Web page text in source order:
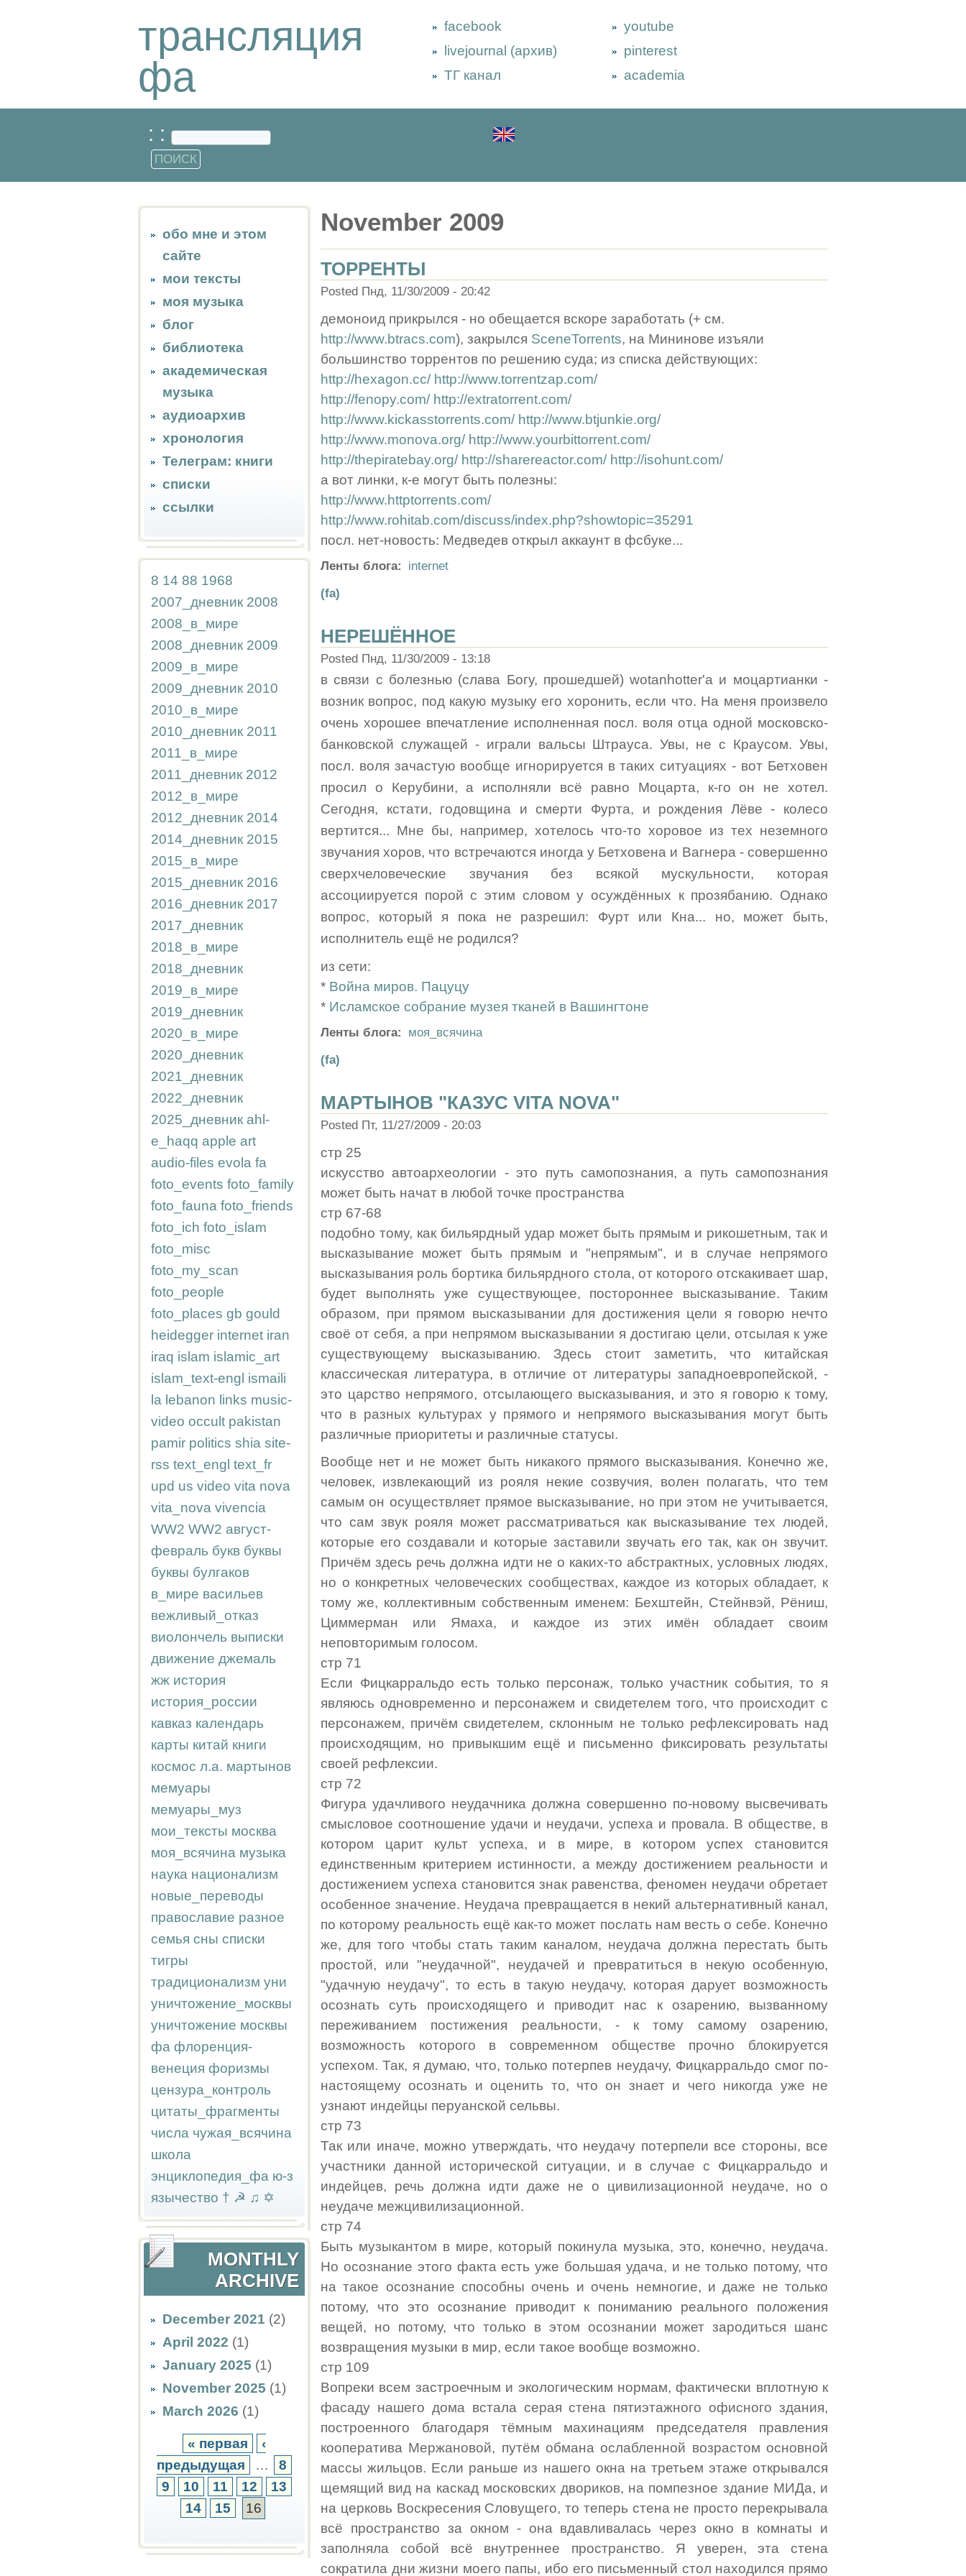
трансляция
фа
facebook
livejournal (архив)
ТГ канал
youtube
pinterest
academia
: :
обо мне и этом
сайте
мои тексты
моя музыка
блог
библиотека
академическая
музыка
аудиоархив
хронология
Телеграм: книги
списки
ссылки
8 14 88 1968
2007_дневник 2008
2008_в_мире
2008_дневник 2009
2009_в_мире
2009_дневник 2010
2010_в_мире
2010_дневник 2011
2011_в_мире
2011_дневник 2012
2012_в_мире
2012_дневник 2014
2014_дневник 2015
2015_в_мире
2015_дневник 2016
2016_дневник 2017
2017_дневник
2018_в_мире
2018_дневник
2019_в_мире
2019_дневник
2020_в_мире
2020_дневник
2021_дневник
2022_дневник
2025_дневник ahl-
e_haqq apple art
audio-files evola fa
foto_events foto_family
foto_fauna foto_friends
foto_ich foto_islam
foto_misc
foto_my_scan
foto_people
foto_places gb gould
heidegger internet iran
iraq islam islamic_art
islam_text-engl ismaili
la lebanon links music-
video occult pakistan
pamir politics shia site-
rss text_engl text_fr
upd us video vita nova
vita_nova vivencia
WW2 WW2 август-
февраль букв буквы
буквы булгаков
в_мире васильев
вежливый_отказ
виолончель выписки
движение джемаль
жж история
история_россии
кавказ календарь
карты китай книги
космос л.а. мартынов
мемуары
мемуары_муз
мои_тексты москва
моя_всячина музыка
наука национализм
новые_переводы
православие разное
семья сны списки
тигры
традиционализм уни
уничтожение_москвы
уничтожение москвы
фа флоренция-
венеция форизмы
цензура_контроль
цитаты_фрагменты
числа чужая_всячина
школа
энциклопедия_фа ю-з
язычество † ☭ ♫ ✡
MONTHLY
ARCHIVE
December 2021 (2)
April 2022 (1)
January 2025 (1)
November 2025 (1)
March 2026 (1)
« первая
‹
предыдущая
…
8
9
10 11 12
13
14
15 16
November 2009
ТОРРЕНТЫ
Posted Пнд, 11/30/2009 - 20:42
демоноид прикрылся - но обещается вскоре заработать (+ см.
http://www.btracs.com), закрылся SceneTorrents, на Мининове изъяли
большинство торрентов по решению суда; из списка действующих:
http://hexagon.cc/ http://www.torrentzap.com/
http://fenopy.com/ http://extratorrent.com/
http://www.kickasstorrents.com/ http://www.btjunkie.org/
http://www.monova.org/ http://www.yourbittorrent.com/
http://thepiratebay.org/ http://sharereactor.com/ http://isohunt.com/
а вот линки, к-е могут быть полезны:
http://www.httptorrents.com/
http://www.rohitab.com/discuss/index.php?showtopic=35291
посл. нет-новость: Медведев открыл аккаунт в фсбуке...
Ленты блога: internet
(fa)
НЕРЕШЁННОЕ
Posted Пнд, 11/30/2009 - 13:18
в связи с болезнью (слава Богу, прошедшей) wotanhotter'а и моцартианки -
возник вопрос, под какую музыку его хоронить, если что. На меня произвело
очень хорошее впечатление исполненная посл. воля отца одной московско-
банковской служащей - играли вальсы Штрауса. Увы, не с Краусом. Увы,
посл. воля зачастую вообще игнорируется в таких ситуациях - вот Бетховен
просил о Керубини, а исполняли всё равно Моцарта, к-го он не хотел.
Сегодня, кстати, годовщина и смерти Фурта, и рождения Лёве - колесо
вертится... Мне бы, например, хотелось что-то хоровое из тех неземного
звучания хоров, что встречаются иногда у Бетховена и Вагнера - совершенно
сверхчеловеческие звучания без всякой мускульности, которая
ассоциируется порой с этим словом у осуждённых к прозябанию. Однако
вопрос, который я пока не разрешил: Фурт или Кна... но, может быть,
исполнитель ещё не родился?
из сети:
* Война миров. Пацуцу
* Исламское собрание музея тканей в Вашингтоне
Ленты блога: моя_всячина
(fa)
МАРТЫНОВ "КАЗУС VITA NOVA"
Posted Пт, 11/27/2009 - 20:03
стр 25
искусство автоархеологии - это путь самопознания, а путь самопознания
может быть начат в любой точке пространства
стр 67-68
подобно тому, как бильярдный удар может быть прямым и рикошетным, так и
высказывание может быть прямым и "непрямым", и в случае непрямого
высказывания роль бортика бильярдного стола, от которого отскакивает шар,
будет выполнять уже существующее, постороннее высказывание. Таким
образом, при прямом высказывании для достижения цели я говорю нечто
своё от себя, а при непрямом высказывании я достигаю цели, отсылая к уже
существующему высказыванию. Здесь стоит заметить, что китайская
классическая литература, в отличие от литературы западноевропейской, -
это царство непрямого, отсылающего высказывания, и это я говорю к тому,
что в разных культурах у прямого и непрямого высказывания могут быть
различные приоритеты и различные статусы.
Вообще нет и не может быть никакого прямого высказывания. Конечно же,
человек, извлекающий из рояля некие созвучия, волен полагать, что тем
самым он осуществляет прямое высказывание, но при этом не учитывается,
что сам звук рояля может рассматриваться как высказывание тех людей,
которые его создавали и которые заставили звучать его так, как он звучит.
Причём здесь речь должна идти не о каких-то абстрактных, условных людях,
но о конкретных человеческих сообществах, каждое из которых обладает, к
тому же, коллективным собственным именем: Бехштейн, Стейнвэй, Рёниш,
Циммерман или Ямаха, и каждое из этих имён обладает своим
неповторимым голосом.
стр 71
Если Фицкарральдо есть только персонаж, только участник события, то я
являюсь одновременно и персонажем и свидетелем того, что происходит с
персонажем, причём свидетелем, склонным не только рефлексировать над
происходящим, но привыкшим ещё и письменно фиксировать результаты
своей рефлексии.
стр 72
Фигура удачливого неудачника должна совершенно по-новому высвечивать
смысловое соотношение удачи и неудачи, успеха и провала. В обществе, в
котором царит культ успеха, и в мире, в котором успех становится
единственным критерием истинности, а между достижением реальности и
достижением успеха становится знак равенства, феномен неудачи обретает
особенное значение. Неудача превращается в некий альтернативный канал,
по которому реальность ещё как-то может послать нам весть о себе. Конечно
же, для того чтобы стать таким каналом, неудача должна перестать быть
простой, или "неудачной", неудачей и превратиться в некую особенную,
"удачную неудачу", то есть в такую неудачу, которая дарует возможность
осознать суть происходящего и приводит нас к озарению, вызванному
переживанием постижения реальности, - к тому самому озарению,
возможность которого в современном обществе прочно блокируется
успехом. Так, я думаю, что, только потерпев неудачу, Фицкарральдо смог по-
настоящему осознать и оценить то, что он знает и чего никогда уже не
узнают индейцы перуанской сельвы.
стр 73
Так или иначе, можно утверждать, что неудачу потерпели все стороны, все
участники данной исторической ситуации, и в случае с Фицкарральдо и
индейцев, речь должна идти даже не о цивилизационной неудаче, но о
неудаче межцивилизационной.
стр 74
Быть музыкантом в мире, который покинула музыка, это, конечно, неудача.
Но осознание этого факта есть уже большая удача, и не только потому, что
на такое осознание способны очень и очень немногие, и даже не только
потому, что это осознание приводит к пониманию реального положения
вещей, но потому, что только в этом осознании может зародиться шанс
возвращения музыки в мир, если такое вообще возможно.
стр 109
Вопреки всем застроечным и экологическим нормам, фактически вплотную к
фасаду нашего дома встала серая стена пятиэтажного офисного здания,
построенного благодаря тёмным махинациям председателя правления
кооператива Мержановой, путём обмана ослабленной возрастом основной
массы жильцов. Если раньше из нашего окна на третьем этаже открывался
щемящий вид на каскад московских двориков, на помпезное здание МИДа, и
на церковь Воскресения Словущего, то теперь стена не просто перекрывала
всё пространство за окном - она вдавливалась через окно в комнаты и
заполняла собой всё внутреннее пространство. Я уверен, эта стена
сократила дни жизни моего папы, ибо его письменный стол находился прямо